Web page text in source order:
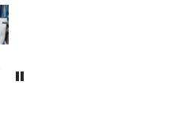
riecht sogar leicht
weil er